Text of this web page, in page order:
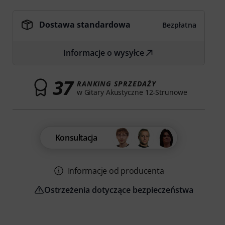
Dostawa standardowa Bezpłatna
Informacje o wysyłce
37 RANKING SPRZEDAŻY
w Gitary Akustyczne 12-Strunowe
Konsultacja
Informacje od producenta
Ostrzeżenia dotyczące bezpieczeństwa